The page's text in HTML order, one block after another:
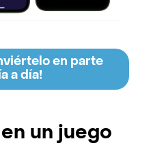
en parte
a día!
un juego